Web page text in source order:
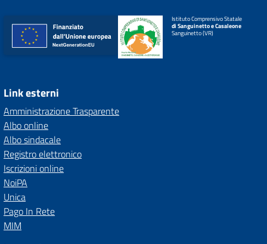
Istituto Comprensivo Statale
di Sanguinetto e Casaleone
Sanguinetto (VR)
Link esterni
Amministrazione Trasparente
Albo online
Albo sindacale
Registro elettronico
Iscrizioni online
NoiPA
Unica
Pago In Rete
MIM